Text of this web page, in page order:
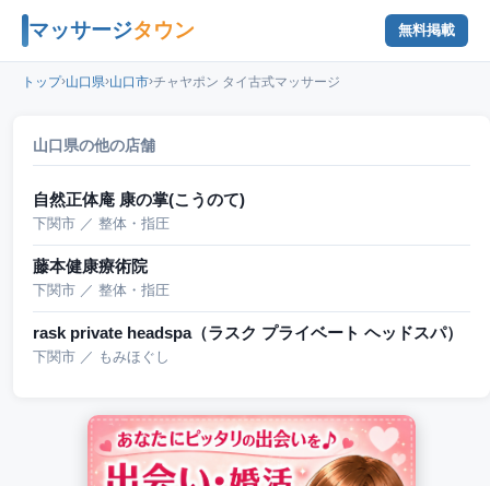
マッサージタウン 無料掲載
トップ›山口県›山口市›チャヤポン タイ古式マッサージ
山口県の他の店舗
自然正体庵 康の掌(こうのて)
下関市 ／ 整体・指圧
藤本健康療術院
下関市 ／ 整体・指圧
rask private headspa（ラスク プライベート ヘッドスパ）
下関市 ／ もみほぐし